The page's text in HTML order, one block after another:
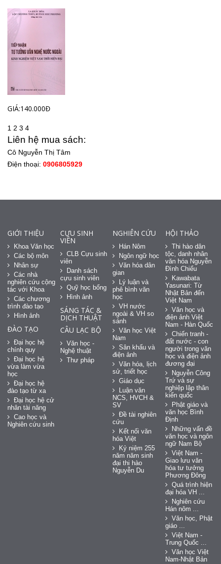
GIÁ:140.000Đ
1 2 3 4
Liên hệ mua sách:
Cô Nguyễn Thị Tâm
Điện thoại: 0906805929
GIỚI THIỆU
Khoa Văn học
Các bộ môn
Nhân sự
Các nhà
nghiên cứu cộng
tác với Khoa
Các chương
trình đào tạo
Hình ảnh
ĐÀO TẠO
Đại học hệ
chính quy
Đại học hệ
vừa làm vừa
học
Đại học hệ
đào tạo từ xa
Đại học hệ cử
nhân tài năng
Cao học và
Nghiên cứu sinh
CỰU SINH
VIÊN
CLB Cựu sinh
viên
Danh sách
cựu sinh viên
Quỹ học bổng
Hình ảnh
SÁNG TÁC &
DỊCH THUẬT
CÂU LẠC BỘ
Văn học -
Nghệ thuật
Thư pháp
NGHIÊN CỨU
Hán Nôm
Ngôn ngữ học
Văn hóa dân
gian
Lý luận và
phê bình văn
học
VH nước
ngoài & VH so
sánh
Văn học Việt
Nam
Sân khấu và
điện ảnh
Văn hóa, lịch
sử, triết học
Giáo dục
Luận văn
NCS, HVCH &
SV
Đề tài nghiên
cứu
Kết nối văn
hóa Việt
Kỷ niệm 255
năm năm sinh
đại thi hào
Nguyễn Du
HỘI THẢO
Thi hào dân
tộc, danh nhân
văn hóa Nguyễn
Đình Chiểu
Kawabata
Yasunari: Từ
Nhật Bản đến
Việt Nam
Văn học và
điện ảnh Việt
Nam - Hàn Quốc
Chiến tranh -
đất nước - con
người trong văn
học và điện ảnh
đương đại
Nguyễn Công
Trứ và sự
nghiệp lập thân
kiến quốc
Phật giáo và
văn học Bình
Định
Những vấn đề
văn học và ngôn
ngữ Nam Bộ
Việt Nam -
Giao lưu văn
hóa tư tưởng
Phương Đông
Quá trình hiện
đại hóa VH ...
Nghiên cứu
Hán nôm ...
Văn học, Phật
giáo ...
Việt Nam -
Trung Quốc ...
Văn học Việt
Nam-Nhật Bản